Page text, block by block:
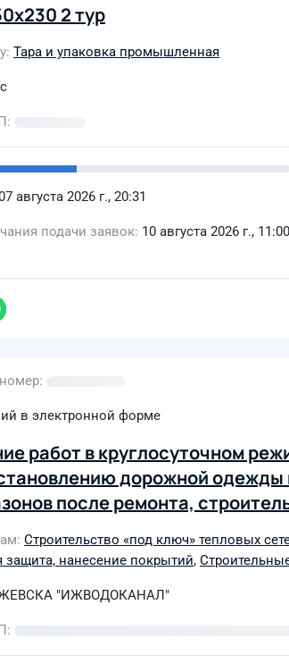
2 тур
Тара и упаковка промышленная
августа 2026 г., 20:31
подачи заявок 10 августа 2026 г., 11:00
в электронной форме
работ в круглосуточном
дорожной одежды
после ремонта,
и водоотведения и прочих
Строительство «под ключ» тепловых
защита, нанесение покрытий,
"ИЖВОДОКАНАЛ"